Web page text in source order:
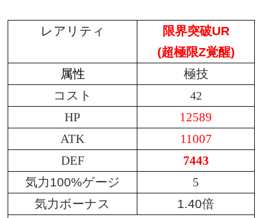
レアリティ
限界突破UR
(超極限Z覚醒)
属性
極技
コスト
42
HP
12589
ATK
11007
DEF
7443
気力100%ゲージ
5
気力ボーナス
1.40倍